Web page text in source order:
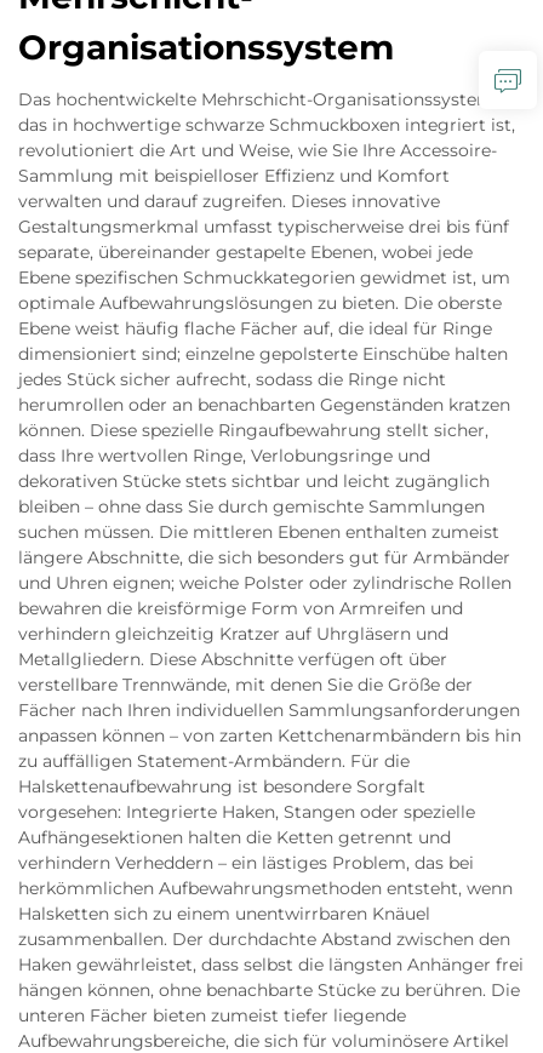
Organisationssystem
Das hochentwickelte Mehrschicht-Organisationssystem,
das in hochwertige schwarze Schmuckboxen integriert ist,
revolutioniert die Art und Weise, wie Sie Ihre Accessoire-
Sammlung mit beispielloser Effizienz und Komfort
verwalten und darauf zugreifen. Dieses innovative
Gestaltungsmerkmal umfasst typischerweise drei bis fünf
separate, übereinander gestapelte Ebenen, wobei jede
Ebene spezifischen Schmuckkategorien gewidmet ist, um
optimale Aufbewahrungslösungen zu bieten. Die oberste
Ebene weist häufig flache Fächer auf, die ideal für Ringe
dimensioniert sind; einzelne gepolsterte Einschübe halten
jedes Stück sicher aufrecht, sodass die Ringe nicht
herumrollen oder an benachbarten Gegenständen kratzen
können. Diese spezielle Ringaufbewahrung stellt sicher,
dass Ihre wertvollen Ringe, Verlobungsringe und
dekorativen Stücke stets sichtbar und leicht zugänglich
bleiben – ohne dass Sie durch gemischte Sammlungen
suchen müssen. Die mittleren Ebenen enthalten zumeist
längere Abschnitte, die sich besonders gut für Armbänder
und Uhren eignen; weiche Polster oder zylindrische Rollen
bewahren die kreisförmige Form von Armreifen und
verhindern gleichzeitig Kratzer auf Uhrgläsern und
Metallgliedern. Diese Abschnitte verfügen oft über
verstellbare Trennwände, mit denen Sie die Größe der
Fächer nach Ihren individuellen Sammlungsanforderungen
anpassen können – von zarten Kettchenarmbändern bis hin
zu auffälligen Statement-Armbändern. Für die
Halskettenaufbewahrung ist besondere Sorgfalt
vorgesehen: Integrierte Haken, Stangen oder spezielle
Aufhängesektionen halten die Ketten getrennt und
verhindern Verheddern – ein lästiges Problem, das bei
herkömmlichen Aufbewahrungsmethoden entsteht, wenn
Halsketten sich zu einem unentwirrbaren Knäuel
zusammenballen. Der durchdachte Abstand zwischen den
Haken gewährleistet, dass selbst die längsten Anhänger frei
hängen können, ohne benachbarte Stücke zu berühren. Die
unteren Fächer bieten zumeist tiefer liegende
Aufbewahrungsbereiche, die sich für voluminösere Artikel